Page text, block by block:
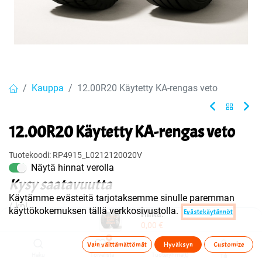
Hinta:
0,00 €
0
Toivelista Tuoteryhmä(t)
Kauppa 12.00R20 Käytetty KA-rengas veto
12.00R20 Käytetty KA-rengas veto
Tuotekoodi: RP4915_L0212120020V
Näytä hinnat verolla
Kysy saatavuutta
/ kpl
Käytämme evästeitä tarjotaksemme sinulle paremman
käyttökokemuksen tällä verkkosivustolla.
Evästekäytännöt
Vain välttämättömät Hyväksyn Customize